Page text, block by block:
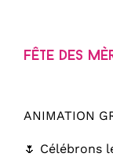
Fête des
ANIMATION
🌷 Célébrons